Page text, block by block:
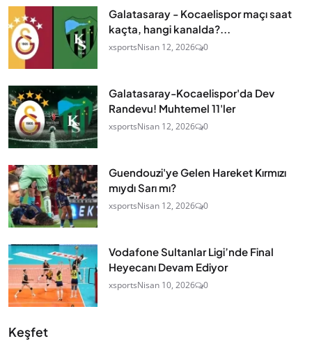
Galatasaray - Kocaelispor maçı saat
kaçta, hangi kanalda?...
xsportsNisan 12, 2026 0
Galatasaray-Kocaelispor'da Dev
Randevu! Muhtemel 11'ler
xsportsNisan 12, 2026 0
Guendouzi'ye Gelen Hareket Kırmızı
mıydı Sarı mı?
xsportsNisan 12, 2026 0
Vodafone Sultanlar Ligi’nde Final
Heyecanı Devam Ediyor
xsportsNisan 10, 2026 0
Keşfet